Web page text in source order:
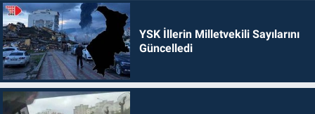
YSK İllerin Milletvekili Sayılarını
Güncelledi